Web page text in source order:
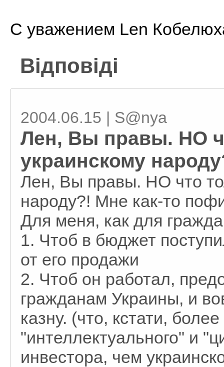
С уважением Len
Відповіді
2004.06.15 | S@nya
Лен, Вы правы. НО
украинскому
Лен, Вы правы. НО что
народу?! Мне как-то
Для меня, как для
1. Чтоб в бюджет
от его продажи
2. Чтоб он работал,
гражданам Украины, и
казну. (что, кстати,
"интеллектуального" и
инвестора, чем